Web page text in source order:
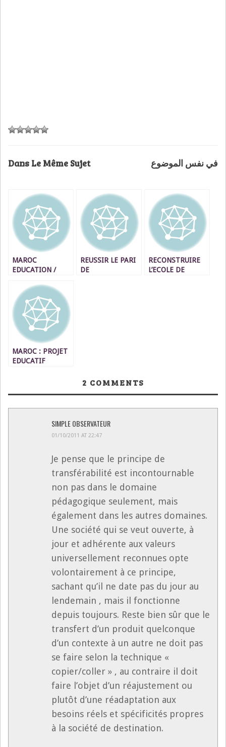
Dans Le Même Sujet في نفس الموضوع
MAROC
EDUCATION /
DISCOURS
SCIENTIFIQUES
EN L1 ET EN L2:
UN ATOUT OU UN
HANDICAP ?
REUSSIR LE PARI
DE
RECONSTRUIRE
L’ECOLE DE
MAROC : PROJET
EDUCATIF
2 COMMENTS
SIMPLE OBSERVATEUR
01/10/2011 AT 22:47
Je pense que le principe de
transférabilité est incontournable
non pas dans le domaine
pédagogique seulement, mais
également dans les autres domaines.
Une société qui se veut ouverte, à
jour et adhérente aux valeurs
universellement reconnues opte
volontairement à ce principe,
sachant qu’il ne date pas du jour au
lendemain , mais il fonctionne
depuis toujours. Reste bien sûr que le
transfert d’un produit quelconque
d’un contexte à un autre ne doit pas
se faire selon la technique «
copier/coller » , au contraire il doit
faire l’objet d’un réajustement ou
plutôt d’une réadaptation aux
besoins réels et spécificités propres
à la société de destination.